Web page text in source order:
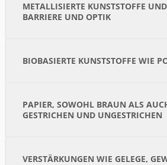
METALLISIERTE KUNSTSTOFFE
BARRIERE UND OPTIK
BIOBASIERTE KUNSTSTOFFE WIE
PAPIER, SOWOHL BRAUN ALS AUCH
ESTRICHEN UND UNGESTRICHEN
VERSTÄRKUNGEN WIE GELEGE,